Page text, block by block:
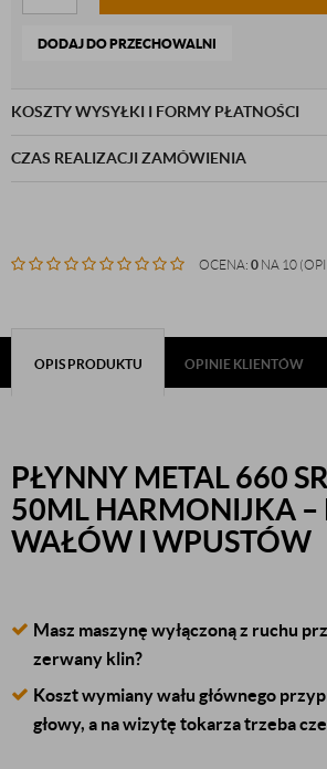
DODAJ DO PRZECHOWALNI
KOSZTY WYSYŁKI I FORMY PŁATNOŚCI
CZAS REALIZACJI ZAMÓWIENIA
OCENA: 0 NA 10
OPIS PRODUKTU OPINIE KLIENTÓW
PŁYNNY METAL 660
50ML HARMONIJKA –
WAŁÓW I WPUSTÓW
Masz maszynę wyłączoną z ruchu
zerwany klin?
Koszt wymiany wału głównego
głowy, a na wizytę tokarza trzeba